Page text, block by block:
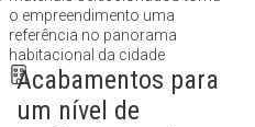
o empreendimento uma
referência no panorama
habitacional da cidade
Acabamentos para
um nível de